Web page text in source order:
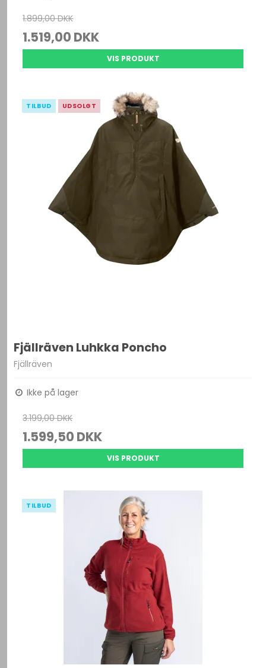
1.899,00 DKK
1.519,00 DKK
VIS PRODUKT
TILBUD UDSOLGT
Fjällräven Luhkka Poncho
Fjällräven
Ikke på lager
3.199,00 DKK
1.599,50 DKK
VIS PRODUKT
TILBUD